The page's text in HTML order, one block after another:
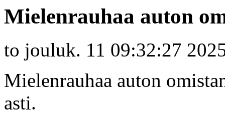
Mielenrauhaa auton
to jouluk. 11 09:32:27
Mielenrauhaa auton
asti.